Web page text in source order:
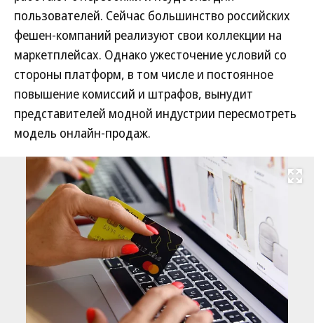
пользователей. Сейчас большинство российских
фешен-компаний реализуют свои коллекции на
маркетплейсах. Однако ужесточение условий со
стороны платформ, в том числе и постоянное
повышение комиссий и штрафов, вынудит
представителей модной индустрии пересмотреть
модель онлайн-продаж.
Развернуть